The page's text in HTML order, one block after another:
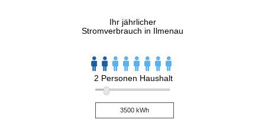
Ihr jährlicher
Stromverbrauch in Ilmenau
2 Personen Haushalt